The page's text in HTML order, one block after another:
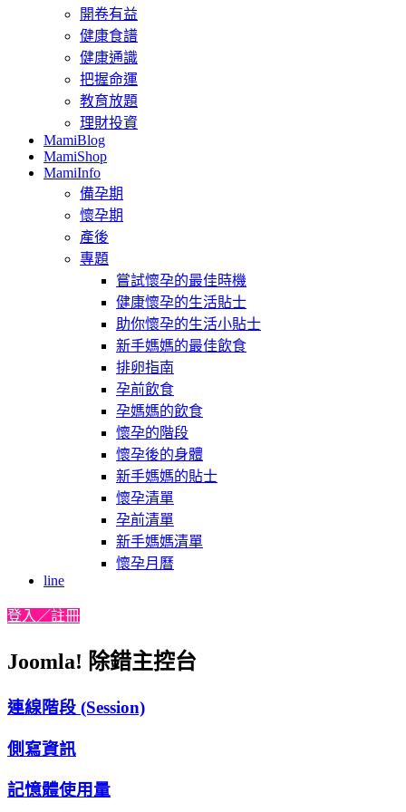
開卷有益
健康食譜
健康通識
把握命運
教育放題
理財投資
MamiBlog
MamiShop
MamiInfo
備孕期
懷孕期
產後
專題
嘗試懷孕的最佳時機
健康懷孕的生活貼士
助你懷孕的生活小貼士
新手媽媽的最佳飲食
排卵指南
孕前飲食
孕媽媽的飲食
懷孕的階段
懷孕後的身體
新手媽媽的貼士
懷孕清單
孕前清單
新手媽媽清單
懷孕月曆
line
登入／註冊
Joomla! 除錯主控台
連線階段 (Session)
側寫資訊
記憶體使用量